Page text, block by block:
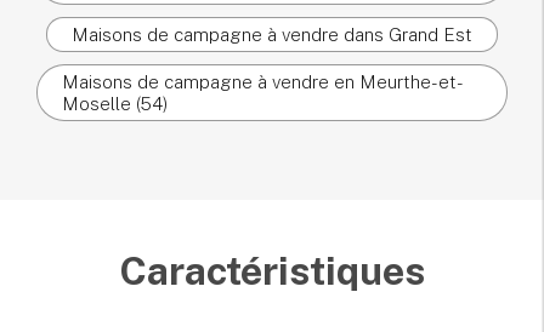
Maisons de campagne à vendre dans Grand Est
Maisons de campagne à vendre en Meurthe-et-
Moselle (54)
Caractéristiques